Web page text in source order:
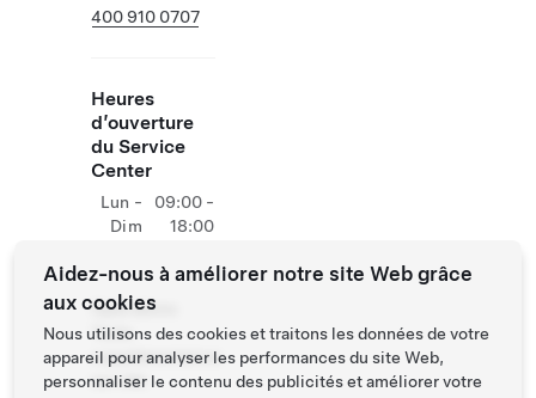
400 910 0707
Heures
d’ouverture
du Service
Center
Lun -
Dim
09:00 -
18:00
Opérations
Tesla
supplémentaires
sur site
Aidez-nous à améliorer notre site Web grâce
aux cookies
Nous utilisons des cookies et traitons les données de votre
appareil pour analyser les performances du site Web,
personnaliser le contenu des publicités et améliorer votre